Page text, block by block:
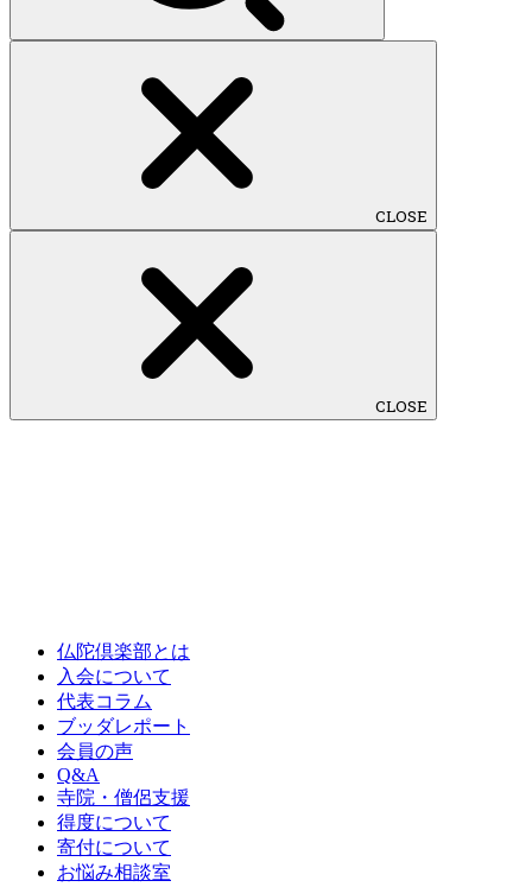
CLOSE
CLOSE
仏陀倶楽部とは
入会について
代表コラム
ブッダレポート
会員の声
Q&A
寺院・僧侶支援
得度について
寄付について
お悩み相談室